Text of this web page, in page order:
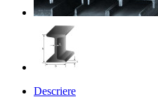
Descriere